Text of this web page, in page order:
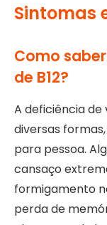
Sintomas
Como
de B12?
A deficiência de
diversas
para pessoa.
cansaço
formigamento
perda de